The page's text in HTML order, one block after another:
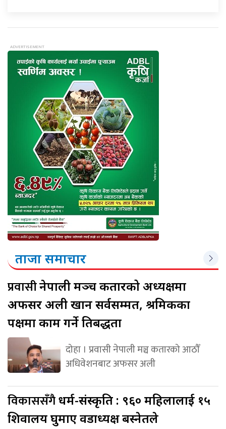
ताजा समाचार
प्रवासीनेपाली मञ्च कतारको अध्यक्षमा
अफसर अली खान सर्वसम्मत, श्रमिकका
पक्षमा काम गर्ने प्रतिबद्धता
दोहा । प्रवासी नेपाली मञ्च कतारको आठौँ
अधिवेशनबाट अफसर अली
विकाससँगैधर्म-संस्कृति : ९६० महिलालाई १५
शिवालय घुमाए वडाध्यक्ष बस्नेतले